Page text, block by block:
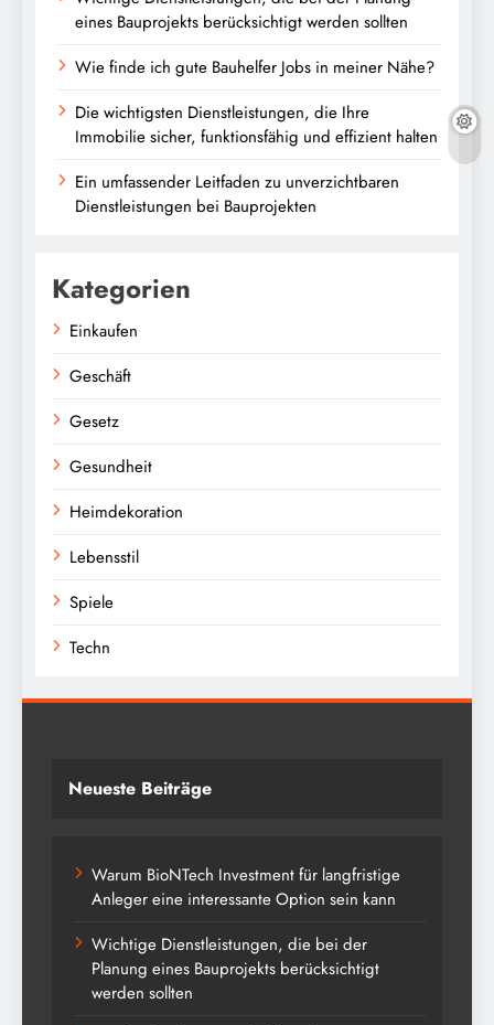
eines Bauprojekts berücksichtigt werden sollten
Wie finde ich gute Bauhelfer Jobs in meiner Nähe?
Die wichtigsten Dienstleistungen, die Ihre
Immobilie sicher, funktionsfähig und effizient halten
Ein umfassender Leitfaden zu unverzichtbaren
Dienstleistungen bei Bauprojekten
Kategorien
Einkaufen
Geschäft
Gesetz
Gesundheit
Heimdekoration
Lebensstil
Spiele
Techn
Neueste Beiträge
Warum BioNTech Investment für langfristige
Anleger eine interessante Option sein kann
Wichtige Dienstleistungen, die bei der
Planung eines Bauprojekts berücksichtigt
werden sollten